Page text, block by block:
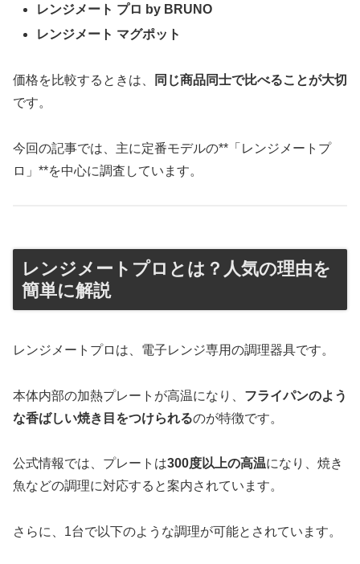
レンジメート プロ by BRUNO
レンジメート マグポット
価格を比較するときは、
同じ商品同士で比べることが大切
です。
今回の記事では、主に定番モデルの**「レンジメートプ
ロ」**を中心に調査しています。
レンジメートプロとは？人気の理由を
簡単に解説
レンジメートプロは、電子レンジ専用の調理器具です。
本体内部の加熱プレートが高温になり、 フライパンのよう
な香ばしい焼き目をつけられるのが特徴です。
公式情報では、プレートは300度以上の高温になり、焼き
魚などの調理に対応すると案内されています。
さらに、1台で以下のような調理が可能とされています。